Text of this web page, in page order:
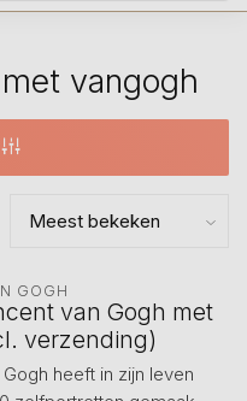
vangogh
GOGH
van Gogh met
verzending)
heeft in zijn leven